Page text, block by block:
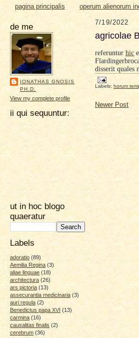
pagina principalis operum alienorum
de me
IONATHAS GNOSIS
PH.D.
View my complete profile
ii qui sequuntur:
ut in hoc blogo
quaeratur
Labels
adoratio (89)
Aemilia Regina (3)
aliae linguae (18)
architectura (26)
ars pictoria (13)
assecurantia medicinaria (3)
auri regula (2)
Benedictus papa XVI (13)
carmina (16)
causalitas finalis (2)
cerebrum (36)
7/19/2022
agricolae
referuntur hic
disserit quales
Labels: horum
Newer Post